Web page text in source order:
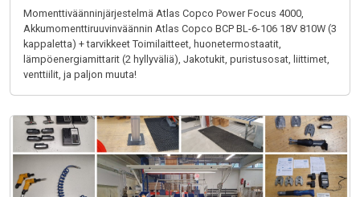
Momenttiväänninjärjestelmä Atlas Copco Power Focus 4000,
Akkumomenttiruuvinväännin Atlas Copco BCP BL-6-106 18V 810W (3
kappaletta) + tarvikkeet Toimilaitteet, huonetermostaatit,
lämpöenergiamittarit (2 hyllyväliä), Jakotukit, puristusosat, liittimet,
venttiilit, ja paljon muuta!